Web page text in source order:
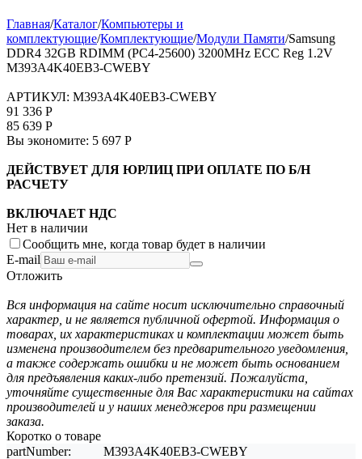
Главная/Каталог/Компьютеры и
комплектующие/Комплектующие/Модули Памяти/Samsung
DDR4 32GB RDIMM (PC4-25600) 3200MHz ECC Reg 1.2V
M393A4K40EB3-CWEBY
АРТИКУЛ: M393A4K40EB3-CWEBY
91 336 Р
85 639 Р
Вы экономите: 5 697 Р
ДЕЙСТВУЕТ ДЛЯ ЮРЛИЦ ПРИ ОПЛАТЕ ПО Б/Н
РАСЧЕТУ
ВКЛЮЧАЕТ НДС
Нет в наличии
Сообщить мне, когда товар будет в наличии
E-mail
Отложить
Вся информация на сайте носит исключительно справочный
характер, и не является публичной офертой. Информация о
товарах, их характеристиках и комплектации может быть
изменена производителем без предварительного уведомления,
а также содержать ошибки и не может быть основанием
для предъявления каких-либо претензий. Пожалуйста,
уточняйте существенные для Вас характеристики на сайтах
производителей и у наших менеджеров при размещении
заказа.
Коротко о товаре
partNumber:
M393A4K40EB3-CWEBY